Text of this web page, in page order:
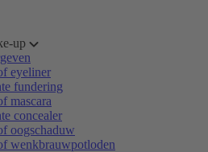
up
eyeliner
fundering
mascara
concealer
oogschaduw
wenkbrauwpotloden